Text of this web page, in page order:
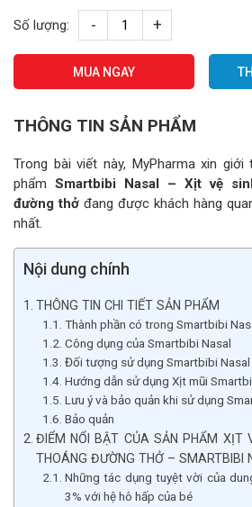
Số lượng:
Smartbibi
Nasal
Xịt
sinh
thông
thoáng
đường
thở
số
lượng
- +
MUA NGAY
THÔNG TIN SẢN PHẨM
Trong bài viết này, MyPharma xin
phẩm Smartbibi Nasal – Xịt vệ
đường thở đang được khách hàng
nhất.
Nội dung chính
THÔNG TIN CHI TIẾT SẢN PHẨM
Thành phần có trong Smartbibi
Công dụng của Smartbibi Nasal
Đối tượng sử dụng Smartbibi Nasal
Hướng dẫn sử dụng Xịt mũi
Lưu ý và bảo quản khi sử dụng
Bảo quản
ĐIỂM NỔI BẬT CỦA SẢN PHẨM XỊT
THOÁNG ĐƯỜNG THỞ – SMARTBIBI
Những tác dụng tuyệt vời của
3% với hệ hô hấp của bé